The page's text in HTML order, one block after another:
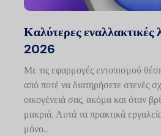
Καλύτερες
2026
Με τις εφαρμογές εντοπισμού
από ποτέ να διατηρήσετε στενές
οικογένειά σας, ακόμα και όταν
μακριά. Αυτά τα πρακτικά
μόνο...